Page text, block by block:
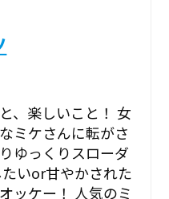
、楽しいこと！ 女
ミケさんに転がさ
ゆっくりスローダ
いor甘やかされた
ッケー！ 人気のミ